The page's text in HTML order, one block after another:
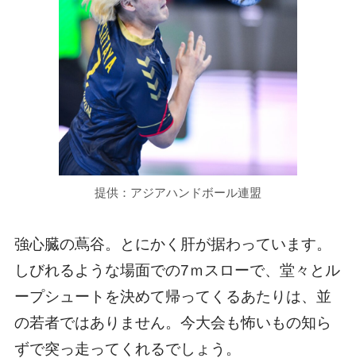
提供：アジアハンドボール連盟
強心臓の蔦谷。とにかく肝が据わっています。
しびれるような場面での7ｍスローで、堂々とル
ープシュートを決めて帰ってくるあたりは、並
の若者ではありません。今大会も怖いもの知ら
ずで突っ走ってくれるでしょう。